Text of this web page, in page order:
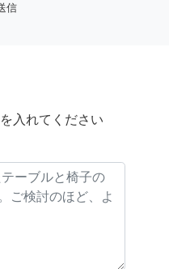
信
入れてください